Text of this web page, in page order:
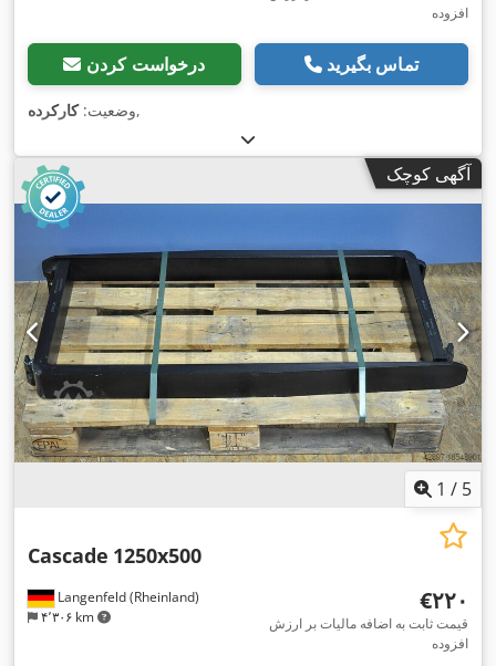
افزوده
درخواست کردن تماس بگیرید
وضعیت:کارکرده ,
آگهی کوچک
1 / 5
Langenfeld (Rheinland)
۴٬۳۰۶ km
Cascade 1250x500
‎€۲۲۰
قیمت ثابت به اضافه مالیات بر ارزش
افزوده